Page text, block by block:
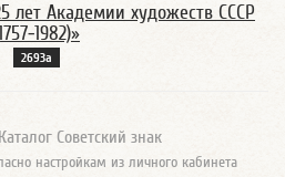
лет Академии художеств СССР
1982)»
2693а
Советский знак
настройкам из личного кабинета